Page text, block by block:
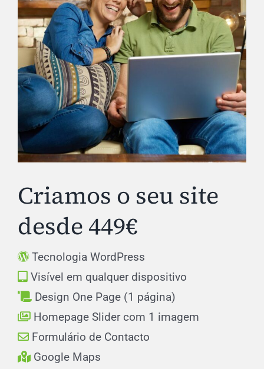
Criamos o seu site
desde 449€
Tecnologia WordPress
Visível em qualquer dispositivo
Design One Page (1 página)
Homepage Slider com 1 imagem
Formulário de Contacto
Google Maps